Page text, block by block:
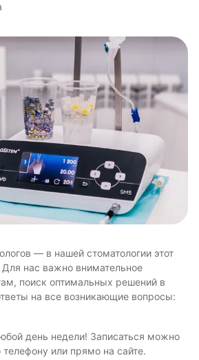
— в нашей стоматологии этот
Для нас важно внимательное
поиск оптимальных решений в
на все возникающие вопросы:
день недели! Записаться можно
или прямо на сайте.